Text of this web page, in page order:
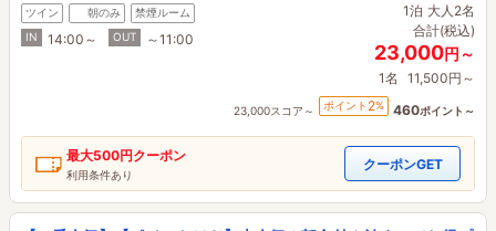
ツイン 朝のみ
禁煙ルーム
IN
14:00～ OUT ～11:00
1泊 大人2名
合計(税込)
23,000円～
1名 11,500円～
23,000スコア～ ポイント 2% 460ポイント～
最大500円クーポン
利用条件あり
クーポンGET